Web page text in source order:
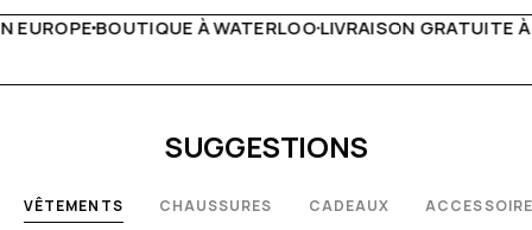
LIVRAISON GRATUITE À PARTIR DE 150€LIVE
SUGGESTIONS
VÊTEMENTS CHAUSSURES CADEAUX